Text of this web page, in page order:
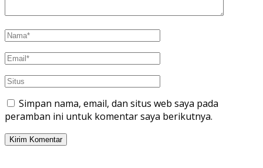
Simpan nama, email, dan situs web saya pada
peramban ini untuk komentar saya berikutnya.